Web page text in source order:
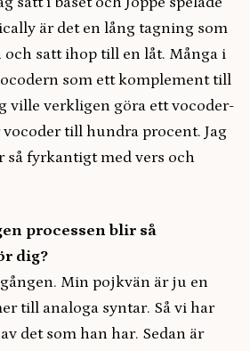
är det en lång tagning som
satt ihop till en låt. Många i
som ett komplement till
ville verkligen göra ett vocoder-
vocoder till hundra procent. Jag
så fyrkantigt med vers och
processen blir så
dig?
Min pojkvän är ju en
till analoga syntar. Så vi har
det som han har. Sedan är